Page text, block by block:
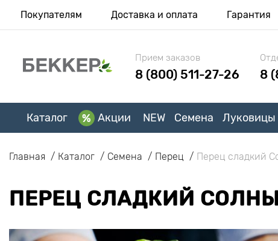
Покупателям Доставка и оплата Гарантия
Прием заказов
8 (800) 511-27-26 8
Каталог Акции NEW Семена Луковицы
Главная Каталог Семена Перец Перец сладкий
ПЕРЕЦ СЛАДКИЙ